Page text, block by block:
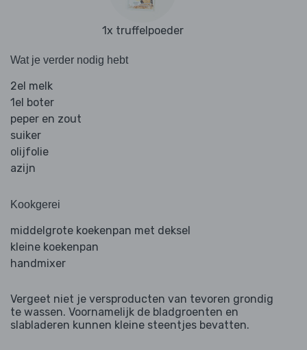
1x truffelpoeder
Wat je verder nodig hebt
2el melk
1el boter
peper en zout
suiker
olijfolie
azijn
Kookgerei
middelgrote koekenpan met deksel
kleine koekenpan
handmixer
Vergeet niet je versproducten van tevoren grondig
te wassen. Voornamelijk de bladgroenten en
slabladeren kunnen kleine steentjes bevatten.